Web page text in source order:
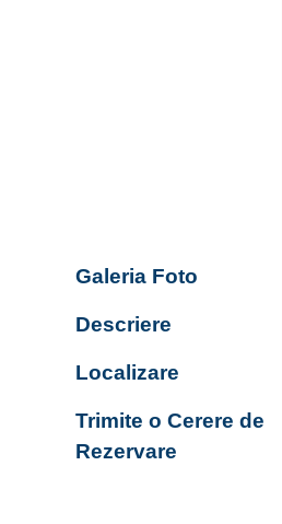
Galeria Foto
Descriere
Localizare
Trimite o Cerere de
Rezervare